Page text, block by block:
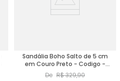
Sandália Boho Salto de 5 cm
em Couro Preto - Codigo -
153064
De R$329,90